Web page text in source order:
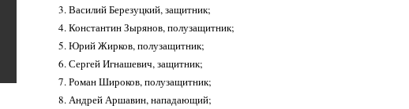
Василий Березуцкий, защитник;
Константин Зырянов, полузащитник;
Юрий Жирков, полузащитник;
Сергей Игнашевич, защитник;
Роман Широков, полузащитник;
Андрей Аршавин, нападающий;